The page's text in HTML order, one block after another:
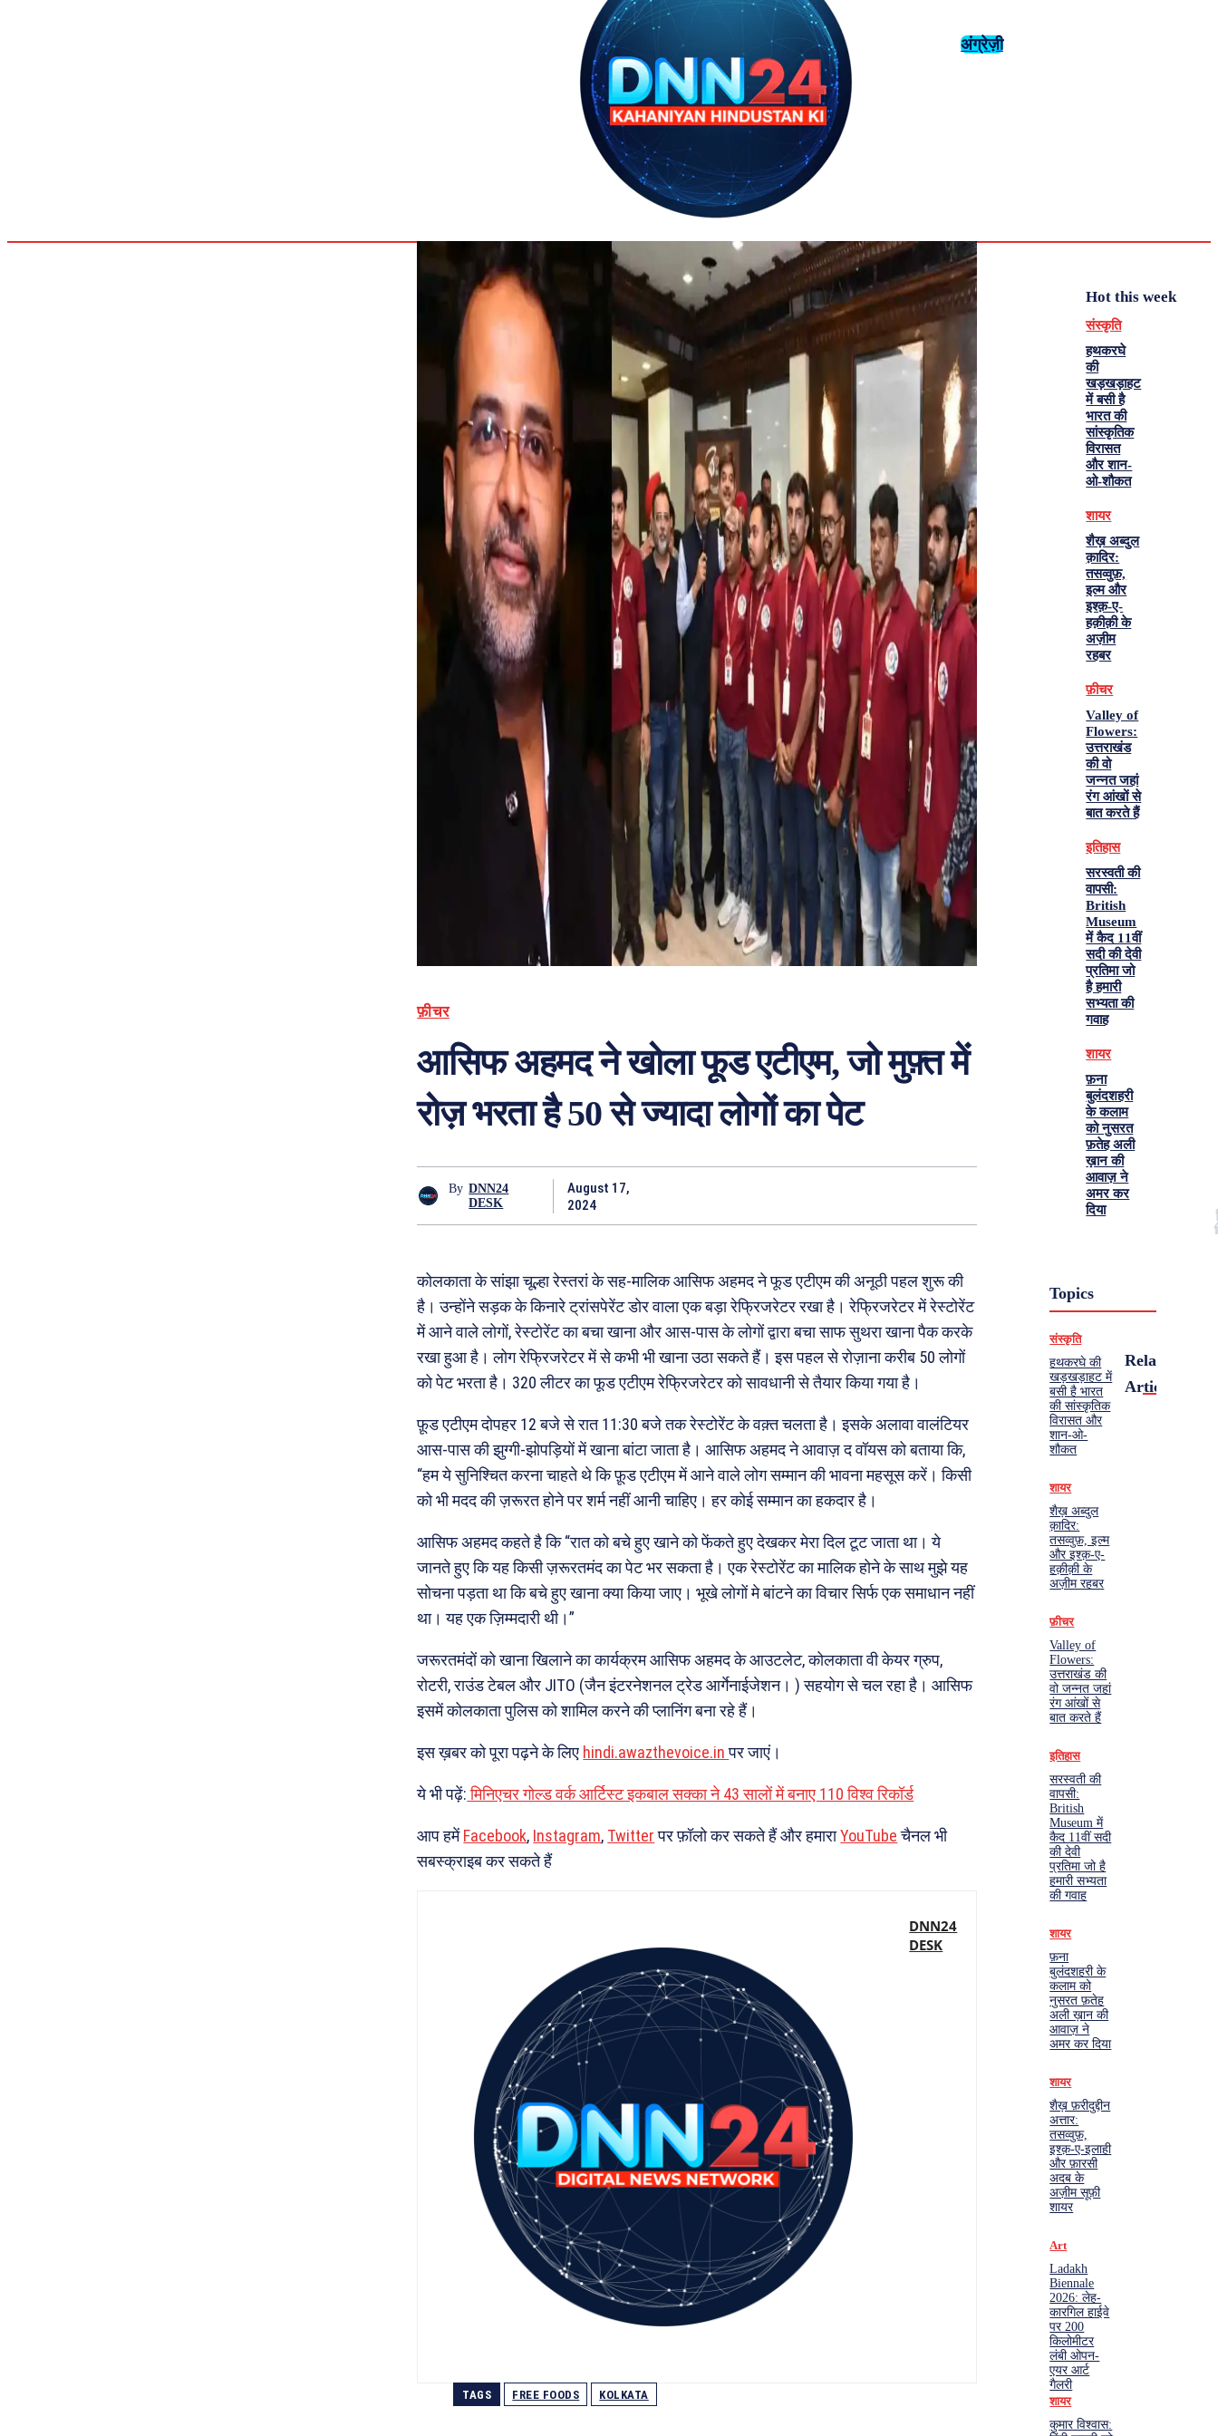
अंग्रेज़ी
फ़ीचर
आसिफ अहमद ने खोला फूड एटीएम, जो मुफ़्त में
रोज़ भरता है 50 से ज्यादा लोगों का पेट
By DNN24
DESK
August 17,
2024
कोलकाता के सांझा चूल्हा रेस्तरां के सह-मालिक आसिफ अहमद ने फूड एटीएम की अनूठी पहल शुरू की
है। उन्होंने सड़क के किनारे ट्रांसपेरेंट डोर वाला एक बड़ा रेफ्रिजरेटर रखा है। रेफ्रिजरेटर में रेस्टोरेंट
में आने वाले लोगों, रेस्टोरेंट का बचा खाना और आस-पास के लोगों द्वारा बचा साफ सुथरा खाना पैक करके
रखा हुआ है। लोग रेफ्रिजरेटर में से कभी भी खाना उठा सकते हैं। इस पहल से रोज़ाना करीब 50 लोगों
को पेट भरता है। 320 लीटर का फूड एटीएम रेफ्रिजरेटर को सावधानी से तैयार किया गया है।
फ़ूड एटीएम दोपहर 12 बजे से रात 11:30 बजे तक रेस्टोरेंट के वक़्त चलता है। इसके अलावा वालंटियर
आस-पास की झुग्गी-झोपड़ियों में खाना बांटा जाता है। आसिफ अहमद ने आवाज़ द वॉयस को बताया कि,
“हम ये सुनिश्चित करना चाहते थे कि फ़ूड एटीएम में आने वाले लोग सम्मान की भावना महसूस करें। किसी
को भी मदद की ज़रूरत होने पर शर्म नहीं आनी चाहिए। हर कोई सम्मान का हकदार है।
आसिफ अहमद कहते है कि “रात को बचे हुए खाने को फेंकते हुए देखकर मेरा दिल टूट जाता था। ये
जानते हुए कि यह किसी ज़रूरतमंद का पेट भर सकता है। एक रेस्टोरेंट का मालिक होने के साथ मुझे यह
सोचना पड़ता था कि बचे हुए खाना क्या किया जाए। भूखे लोगों मे बांटने का विचार सिर्फ एक समाधान नहीं
था। यह एक ज़िम्मदारी थी।”
जरूरतमंदों को खाना खिलाने का कार्यक्रम आसिफ अहमद के आउटलेट, कोलकाता वी केयर ग्रुप,
रोटरी, राउंड टेबल और JITO (जैन इंटरनेशनल ट्रेड आर्गेनाईजेशन। ) सहयोग से चल रहा है। आसिफ
इसमें कोलकाता पुलिस को शामिल करने की प्लानिंग बना रहे हैं।
इस ख़बर को पूरा पढ़ने के लिए hindi.awazthevoice.inपर जाएं।
ये भी पढ़ें:मिनिएचर गोल्ड वर्क आर्टिस्ट इकबाल सक्का ने 43 सालों में बनाए 110 विश्व रिकॉर्ड
आप हमेंFacebook, Instagram, Twitterपर फ़ॉलो कर सकते हैं और हमाराYouTubeचैनल भी
सबस्क्राइब कर सकते हैं
DNN24
DESK
TAGS FREE FOODS KOLKATA
Hot this week
संस्कृति
हथकरघे
की
खड़खड़ाहट
में बसी है
भारत की
सांस्कृतिक
विरासत
और शान-
ओ-शौकत
शायर
शैख़ अब्दुल
क़ादिर:
तसव्वुफ़,
इल्म और
इश्क़-ए-
हक़ीक़ी के
अज़ीम
रहबर
फ़ीचर
Valley of
Flowers:
उत्तराखंड
की वो
जन्नत जहां
रंग आंखों से
बात करते हैं
इतिहास
सरस्वती की
वापसी:
British
Museum
में कैद 11वीं
सदी की देवी
प्रतिमा जो
है हमारी
सभ्यता की
गवाह
शायर
फ़ना
बुलंदशहरी
के कलाम
को नुसरत
फ़तेह अली
ख़ान की
आवाज़ ने
अमर कर
दिया
Topics
संस्कृति
हथकरघे की
खड़खड़ाहट में
बसी है भारत
की सांस्कृतिक
विरासत और
शान-ओ-
शौकत
शायर
शैख़ अब्दुल
क़ादिर:
तसव्वुफ़, इल्म
और इश्क़-ए-
हक़ीक़ी के
अज़ीम रहबर
फ़ीचर
Valley of
Flowers:
उत्तराखंड की
वो जन्नत जहां
रंग आंखों से
बात करते हैं
इतिहास
सरस्वती की
वापसी:
British
Museum में
कैद 11वीं सदी
की देवी
प्रतिमा जो है
हमारी सभ्यता
की गवाह
शायर
फ़ना
बुलंदशहरी के
कलाम को
नुसरत फ़तेह
अली ख़ान की
आवाज़ ने
अमर कर दिया
शायर
शैख़ फ़रीदुद्दीन
अत्तार:
तसव्वुफ़,
इश्क़-ए-इलाही
और फ़ारसी
अदब के
अज़ीम सूफ़ी
शायर
Art
Ladakh
Biennale
2026: लेह-
कारगिल हाईवे
पर 200
किलोमीटर
लंबी ओपन-
एयर आर्ट
गैलरी
शायर
कुमार विश्वास:
Related
Articles